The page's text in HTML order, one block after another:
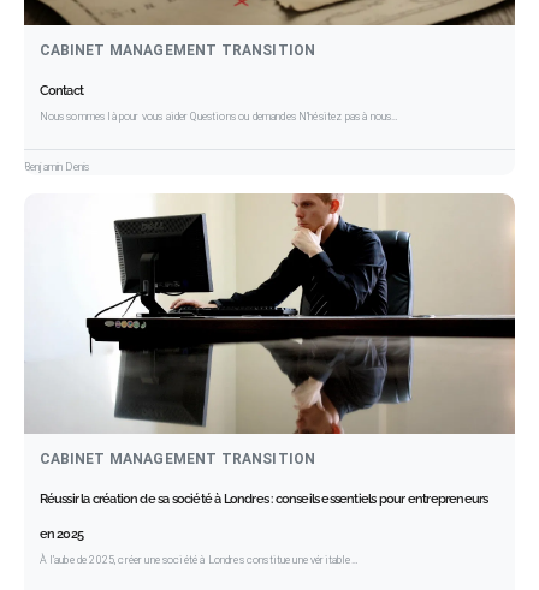
CABINET MANAGEMENT TRANSITION
Contact
Nous sommes là pour vous aider Questions ou demandes N’hésitez pas à nous…
Benjamin Denis
CABINET MANAGEMENT TRANSITION
Réussir la création de sa société à Londres : conseils essentiels pour entrepreneurs
en 2025
À l’aube de 2025, créer une société à Londres constitue une véritable…